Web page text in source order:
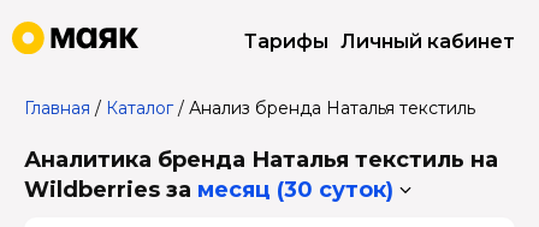
Тарифы Личный кабинет
Главная / Каталог/ Анализ бренда Наталья текстиль
Аналитика бренда Наталья текстиль на
Wildberries за месяц (30 суток)